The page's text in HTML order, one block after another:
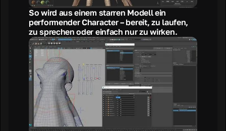
So wird aus einem starren Modell ein
performender Character – bereit, zu laufen,
zu sprechen oder einfach nur zu wirken.